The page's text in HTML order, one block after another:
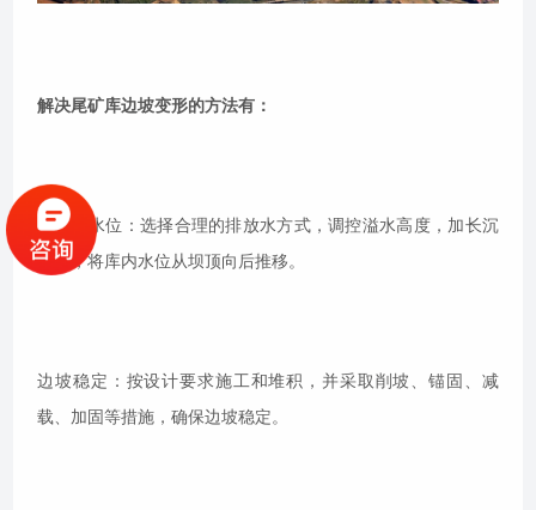
解决尾矿库边坡变形的方法有：
降低库水位：选择合理的排放水方式，调控溢水高度，加长沉
积滩，将库内水位从坝顶向后推移。
边坡稳定：按设计要求施工和堆积，并采取削坡、锚固、减
载、加固等措施，确保边坡稳定。